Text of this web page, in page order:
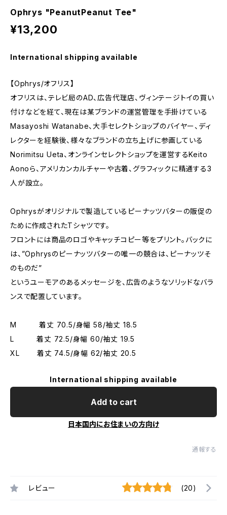
Ophrys "PeanutPeanut Tee"
¥13,200
International shipping available
【Ophrys/オフリス】
オフリスは、テレビ局のAD、広告代理店、ヴィンテージトイの買い
付けなどを経て、現在は某ブランドの運営管理を手掛けている
Masayoshi Watanabe、大手セレクトショップのバイヤー、ディ
レクターを経験後、様々なブランドの立ち上げに参画している
Norimitsu Ueta、オンラインセレクトショップを運営するKeito
Aonoら、アメリカンカルチャーや古着、グラフィックに精通する3
人が設立。
Ophrysがオリジナルで製造しているピーナッツバターの販促の
ために作成されたTシャツです。
フロントには商品のロゴやキャッチコピー等をプリント。バックに
は、”Ophrysのピーナッツバターの唯一の競合は、ピーナッツそ
のものだ”
というユーモアのあるメッセージを、広告のようなソリッドなバラ
ンスで配置しています。
M 着丈 70.5/身幅 58/袖丈 18.5
L 着丈 72.5/身幅 60/袖丈 19.5
XL 着丈 74.5/身幅 62/袖丈 20.5
International shipping available
Add to cart
日本国内にお住まいの方向け
通報する
レビュー (20)